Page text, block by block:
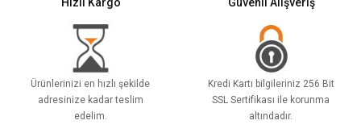
Hızlı Kargo
Ürünlerinizi en hızlı şekilde
adresinize kadar teslim
edelim.
Güvenli Alışveriş
Kredi Kartı bilgileriniz 256 Bit
SSL Sertifikası ile korunma
altındadır.